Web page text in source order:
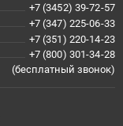
+7 (3452) 39-72-57
+7 (347) 225-06-33
+7 (351) 220-14-23
+7 (800) 301-34-28
(бесплатный звонок)